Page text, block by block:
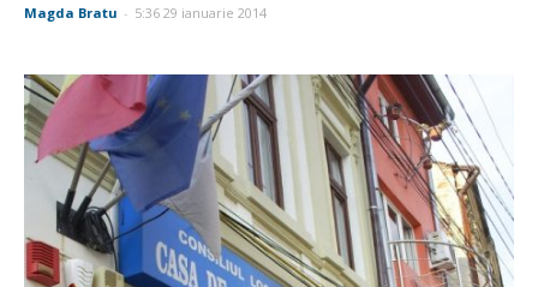
Magda Bratu - 5:36 29 ianuarie 2014